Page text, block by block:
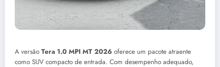
A versão Tera 1.0 MPI MT 2026 oferece um pacote atraente
como SUV compacto de entrada. Com desempenho adequado,